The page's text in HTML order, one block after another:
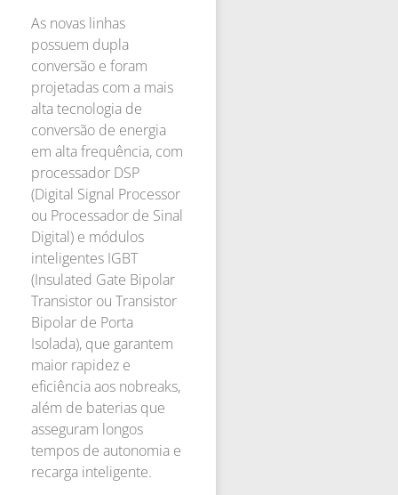
As novas linhas
possuem dupla
conversão e foram
projetadas com a mais
alta tecnologia de
conversão de energia
em alta frequência, com
processador DSP
(Digital Signal Processor
ou Processador de Sinal
Digital) e módulos
inteligentes IGBT
(Insulated Gate Bipolar
Transistor ou Transistor
Bipolar de Porta
Isolada), que garantem
maior rapidez e
eficiência aos nobreaks,
além de baterias que
asseguram longos
tempos de autonomia e
recarga inteligente.